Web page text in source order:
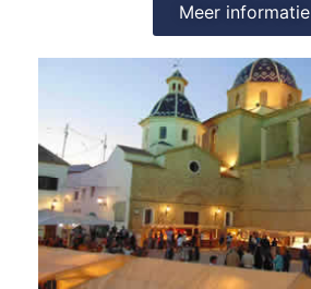
Meer informatie